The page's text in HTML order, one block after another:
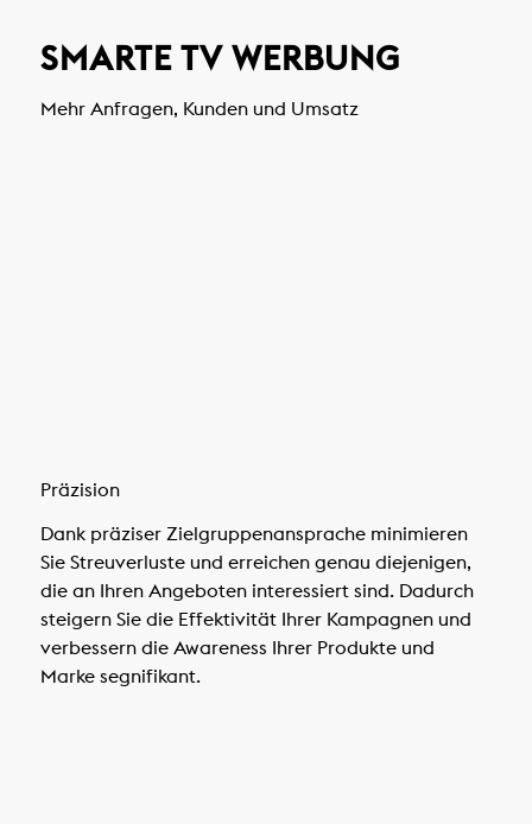
SMARTE TV WERBUNG
Mehr Anfragen, Kunden und Umsatz
Präzision
Dank präziser Zielgruppenansprache minimieren
Sie Streuverluste und erreichen genau diejenigen,
die an Ihren Angeboten interessiert sind. Dadurch
steigern Sie die Effektivität Ihrer Kampagnen und
verbessern die Awareness Ihrer Produkte und
Marke segnifikant.